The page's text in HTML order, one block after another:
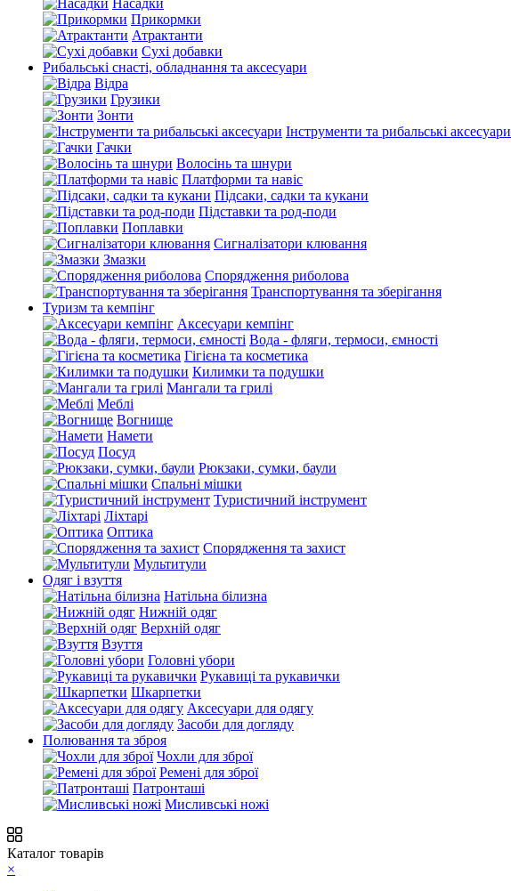
Насадки
Прикормки
Атрактанти
Сухі добавки
Рибальські снасті, обладнання та аксесуари
Відра
Грузики
Зонти
Інструменти та рибальські аксесуари
Гачки
Волосінь та шнури
Платформи та навіс
Підсаки, садки та кукани
Підставки та род-поди
Поплавки
Сигналізатори клювання
Змазки
Спорядження риболова
Транспортування та зберігання
Туризм та кемпінг
Аксесуари кемпінг
Вода - фляги, термоси, ємності
Гігієна та косметика
Килимки та подушки
Мангали та грилі
Меблі
Вогнище
Намети
Посуд
Рюкзаки, сумки, баули
Спальні мішки
Туристичний інструмент
Ліхтарі
Оптика
Спорядження та захист
Мультитули
Одяг і взуття
Натільна білизна
Нижній одяг
Верхній одяг
Взуття
Головні убори
Рукавиці та рукавички
Шкарпетки
Аксесуари для одягу
Засоби для догляду
Полювання та зброя
Чохли для зброї
Ремені для зброї
Патронташі
Мисливські ножі
Каталог товарів
×